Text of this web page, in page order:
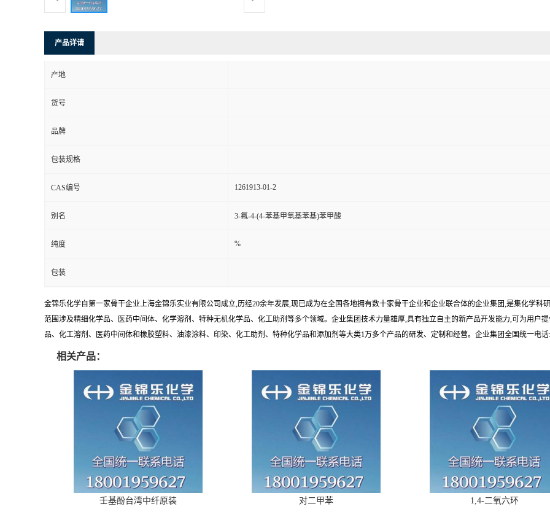
产品详请
产地
货号
品牌
包装规格
CAS编号 1261913-01-2
别名 3-氟-4-(4-苯基甲氧基苯基)苯甲酸
纯度 %
包装
金锦乐化学自第一家骨干企业上海金锦乐实业有限公司成立,历经20余年发展,现已成为在全国各地拥有数十家骨干企业和企业联合体的企业集团,是集化学
范围涉及精细化学品、医药中间体、化学溶剂、特种无机化学品、化工助剂等多个领域。企业集团技术力量雄厚,具有独立自主的新产品开发能力,可为用户
品、化工溶剂、医药中间体和橡胶塑料、油漆涂料、印染、化工助剂、特种化学品和添加剂等大类1万多个产品的研发、定制和经营。企业集团全国统一电话
相关产品：
壬基酚台湾中纤原装 对二甲苯 1,4-二氧六环